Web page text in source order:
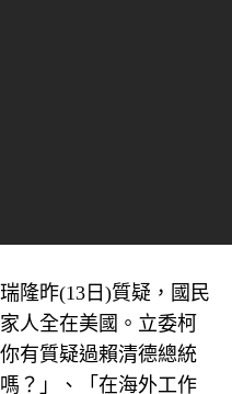
隆昨(13日)質疑，國民
人全在美國。立委柯
有質疑過賴清德總統
？」、「在海外工作